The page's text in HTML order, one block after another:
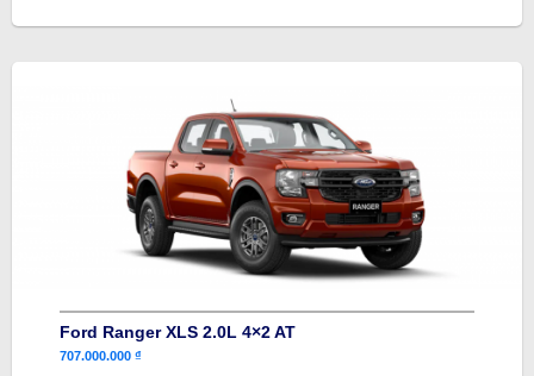
Ford Ranger XLS 2.0L 4×2 AT
707.000.000 ₫